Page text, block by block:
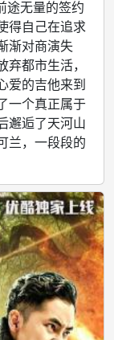
途无量的签约
得自己在追求
渐对商演失
都市生活，
爱的吉他来到
一个真正属于
邂逅了天河山
兰，一段段的